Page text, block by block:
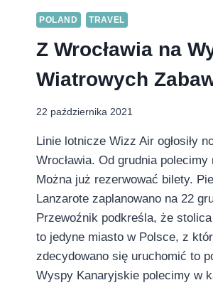
POLAND TRAVEL
Z Wrocławia na
Wiatrowych
22 października 2021
Linie lotnicze Wizz Air ogłosiły
Wrocławia. Od grudnia polecimy
Można już rezerwować bilety.
Lanzarote zaplanowano na 22
Przewoźnik podkreśla, że
to jedyne miasto w Polsce, z
zdecydowano się uruchomić to
Wyspy Kanaryjskie polecimy w